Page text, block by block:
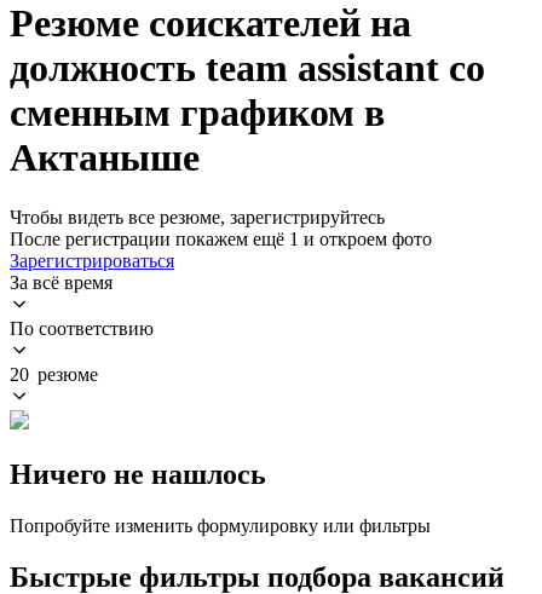
Резюме соискателей на
должность team assistant со
сменным графиком в
Актаныше
Чтобы видеть все резюме, зарегистрируйтесь
После регистрации покажем ещё 1 и откроем фото
Зарегистрироваться
За всё время
По соответствию
20 резюме
Ничего не нашлось
Попробуйте изменить формулировку или фильтры
Быстрые фильтры подбора вакансий